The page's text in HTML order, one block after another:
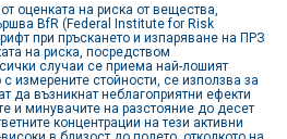
оценката на риска от вещества,
BfR (Federal Institute for Risk
при пръскането и изпаряване на ПРЗ
на риска, посредством
случаи се приема най-лошият
измерените стойности, се използва за
да възникнат неблагоприятни ефекти
и минувачите на разстояние до десет
концентрации на тези активни